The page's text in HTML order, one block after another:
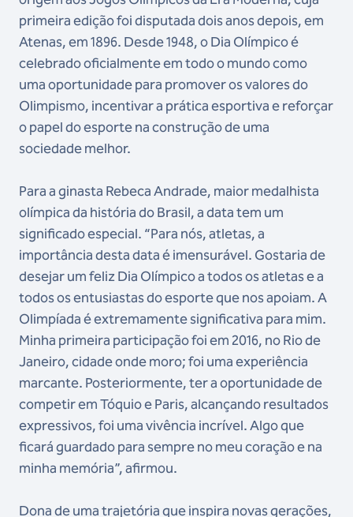
primeira edição foi disputada dois anos depois, em
Atenas, em 1896. Desde 1948, o Dia Olímpico é
celebrado oficialmente em todo o mundo como
uma oportunidade para promover os valores do
Olimpismo, incentivar a prática esportiva e reforçar
o papel do esporte na construção de uma
sociedade melhor.
Para a ginasta Rebeca Andrade, maior medalhista
olímpica da história do Brasil, a data tem um
significado especial. “Para nós, atletas, a
importância desta data é imensurável. Gostaria de
desejar um feliz Dia Olímpico a todos os atletas e a
todos os entusiastas do esporte que nos apoiam. A
Olimpíada é extremamente significativa para mim.
Minha primeira participação foi em 2016, no Rio de
Janeiro, cidade onde moro; foi uma experiência
marcante. Posteriormente, ter a oportunidade de
competir em Tóquio e Paris, alcançando resultados
expressivos, foi uma vivência incrível. Algo que
ficará guardado para sempre no meu coração e na
minha memória”, afirmou.
Dona de uma trajetória que inspira novas gerações,